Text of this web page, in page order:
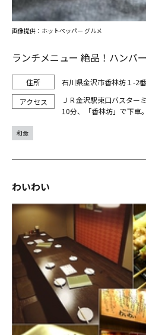
ランチメニュー 絶品！ハンバ
石川県金沢市香林坊１-2
ＪＲ金沢駅東口バスター
10分、「香林坊」で下車
画像提供：ホットペッパー グルメ
和食
わいわい